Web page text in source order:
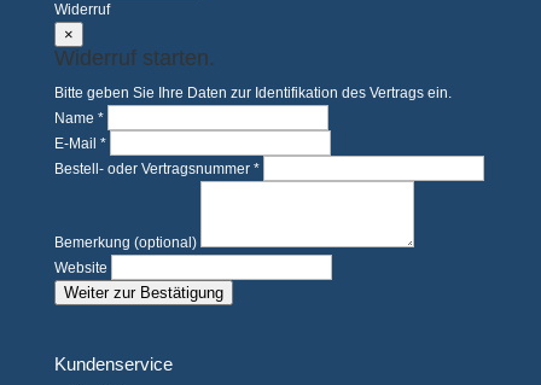
Widerruf
×
Widerruf starten.
Bitte geben Sie Ihre Daten zur Identifikation des Vertrags ein.
Name *
E-Mail *
Bestell- oder Vertragsnummer *
Bemerkung (optional)
Website
Weiter zur Bestätigung
Kundenservice